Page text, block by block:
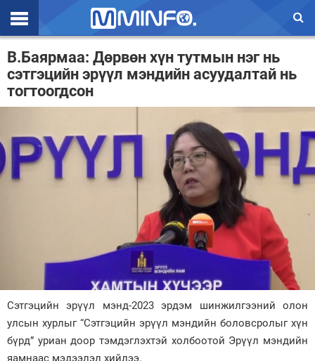
Эхлэл
Цаг агаар
Валют ханш
Улс төр
Эдийн засаг
Энтертайнмэнт
Зурхай
В.Баярмаа: Дөрвөн хүн тутмын нэг нь
сэтгэцийн эрүүл мэндийн асуудалтай нь
тогтоогдсон
Сэтгэцийн эрүүл мэнд-2023 эрдэм шинжилгээний олон
улсын хурлыг “Сэтгэцийн эрүүл мэндийн боловсролыг хүн
бүрд” уриан доор тэмдэглэхтэй холбоотой Эрүүл мэндийн
яамнаас мэдээлэл хийлээ.